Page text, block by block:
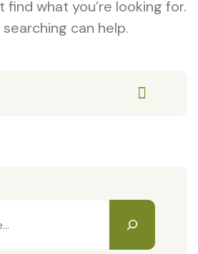
find what you’re looking for.
searching can help.